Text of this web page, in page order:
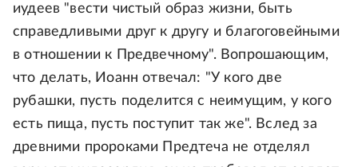
иудеев "вести чистый образ жизни, быть
справедливыми друг к другу и благоговейными
в отношении к Предвечному". Вопрошающим,
что делать, Иоанн отвечал: "У кого две
рубашки, пусть поделится с неимущим, у кого
есть пища, пусть поступит так же". Вслед за
древними пророками Предтеча не отделял